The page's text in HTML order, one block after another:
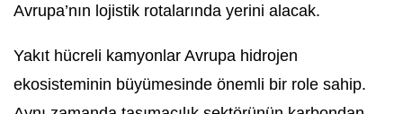
Avrupa’nın lojistik rotalarında yerini alacak.
Yakıt hücreli kamyonlar Avrupa hidrojen
ekosisteminin büyümesinde önemli bir role sahip.